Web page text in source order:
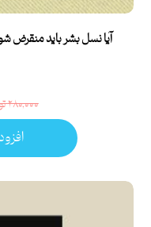
آیا نسل بشر باید منقرض
۲۸۰,۰۰۰